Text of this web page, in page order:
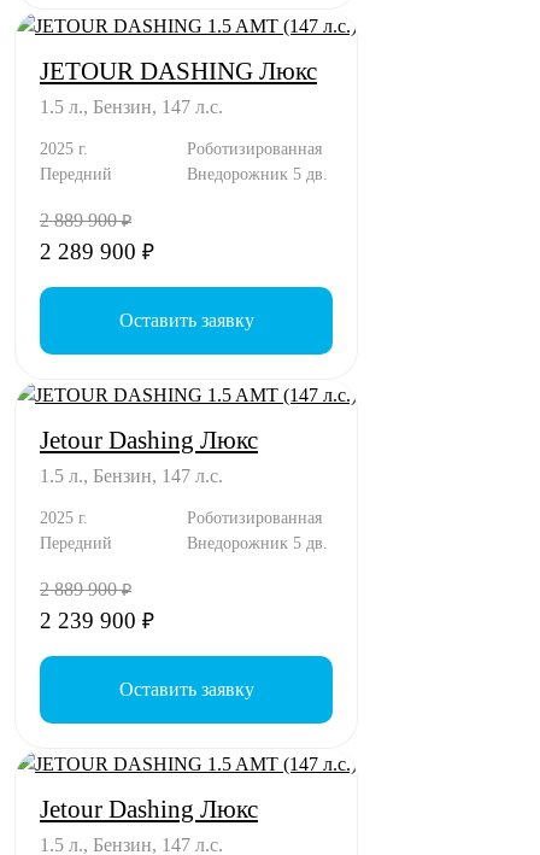
JETOUR DASHING Люкс
1.5 л., Бензин, 147 л.с.
2025 г.
Передний
Роботизированная
Внедорожник 5 дв.
2 889 900₽
2 289 900 ₽
Оставить заявку
Jetour Dashing Люкс
1.5 л., Бензин, 147 л.с.
2025 г.
Передний
Роботизированная
Внедорожник 5 дв.
2 889 900₽
2 239 900 ₽
Оставить заявку
Jetour Dashing Люкс
1.5 л., Бензин, 147 л.с.